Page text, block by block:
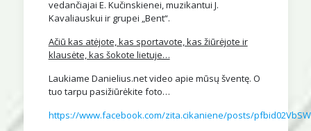
vedančiajai E. Kučinskienei, muzikantui J.
Kavaliauskui ir grupei „Bent“.
Ačiū kas atėjote, kas sportavote, kas žiūrėjote ir
klausėte, kas šokote lietuje…
Laukiame Danielius.net video apie mūsų šventę. O
tuo tarpu pasižiūrėkite foto…
https://www.facebook.com/zita.cikaniene/posts/